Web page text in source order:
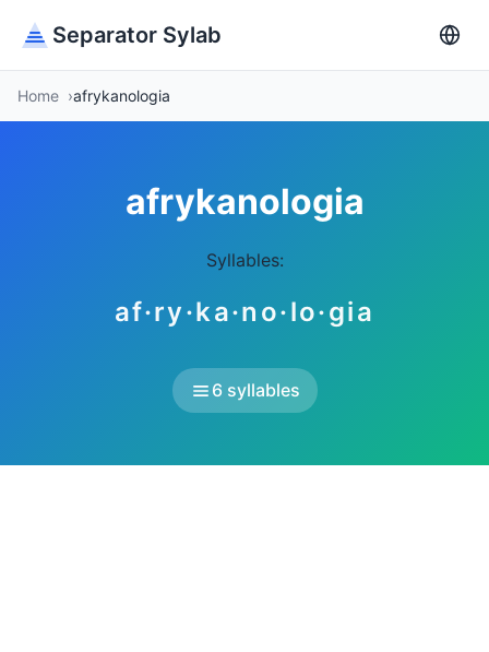
Separator Sylab
Home afrykanologia
afrykanologia
Syllables:
af·ry·ka·no·lo·gia
6 syllables